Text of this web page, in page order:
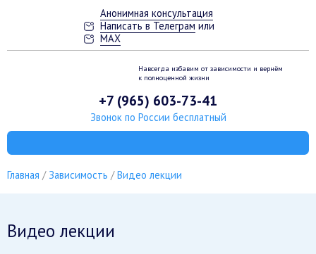
Анонимная консультация
Написать в Телеграм или
MAX
Навсегда избавим от зависимости и вернём
к полноценной жизни
+7 (965) 603-73-41
Звонок по России бесплатный
Главная Зависимость Видео лекции
Видео лекции